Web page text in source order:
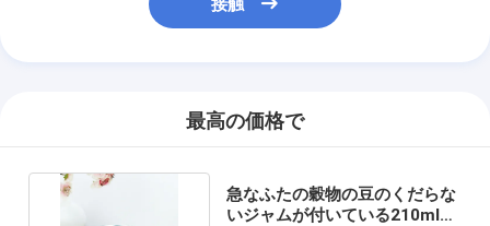
接触
最高の価格で
急なふたの穀物の豆のくだらな
いジャムが付いている210mlゆ